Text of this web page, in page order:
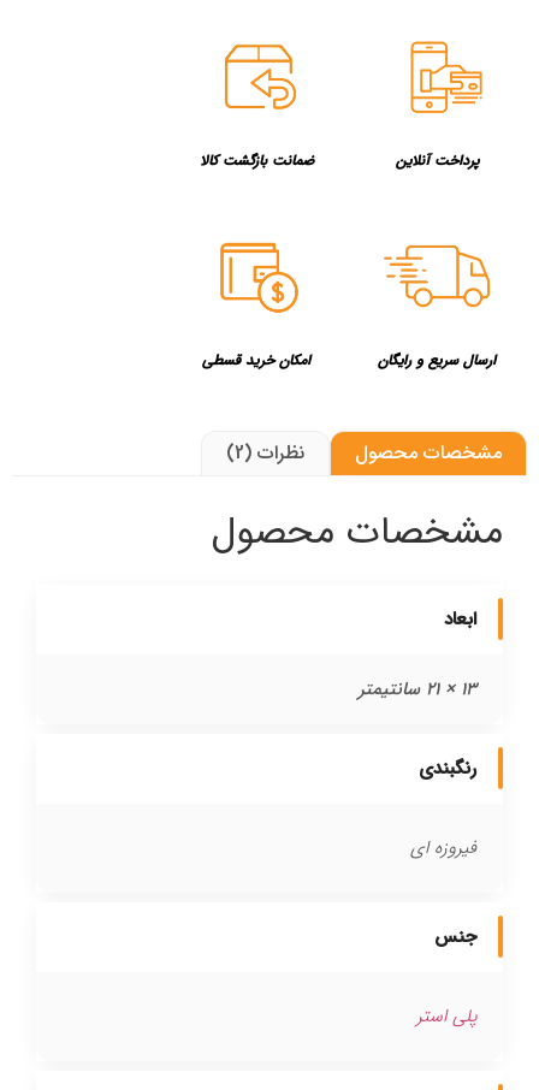
پرداخت آنلاین ضمانت بازگشت کالا
ارسال سریع و رایگان امکان خرید قسطی
مشخصات محصول نظرات (2)
مشخصات محصول
ابعاد
13 × 21 سانتیمتر
رنگبندی
فیروزه ای
جنس
پلی استر